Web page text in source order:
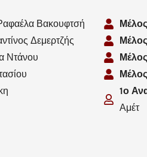
Βακουφτσή
Δεμερτζής
Ντάνου
Μέλος
Μέλος
Μέλος
Μέλος
1ο
Αμέτ